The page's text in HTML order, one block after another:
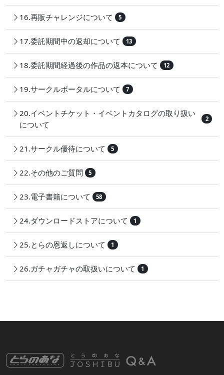
16.再販チャレンジについて 5
17.委託期間中の返却について 13
18.委託期間経過後の作品の返本について 12
19.サークルポータルについて 7
20.イベントチケット・イベントカタログの取り扱い
について
2
21.サークル優待について 5
22.その他のご質問 5
23.電子書籍について 58
24.ダウンロードストアについて 1
25.とらの恩返しについて 1
26.ガチャガチャの取扱いについて 1